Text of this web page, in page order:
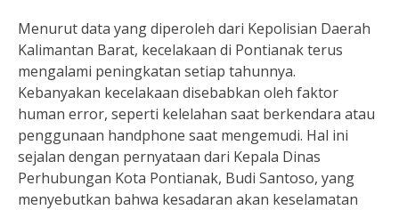
Menurut data yang diperoleh dari Kepolisian Daerah
Kalimantan Barat, kecelakaan di Pontianak terus
mengalami peningkatan setiap tahunnya.
Kebanyakan kecelakaan disebabkan oleh faktor
human error, seperti kelelahan saat berkendara atau
penggunaan handphone saat mengemudi. Hal ini
sejalan dengan pernyataan dari Kepala Dinas
Perhubungan Kota Pontianak, Budi Santoso, yang
menyebutkan bahwa kesadaran akan keselamatan